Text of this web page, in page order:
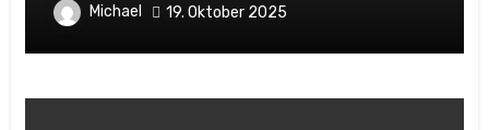
Michael 19. Oktober 2025